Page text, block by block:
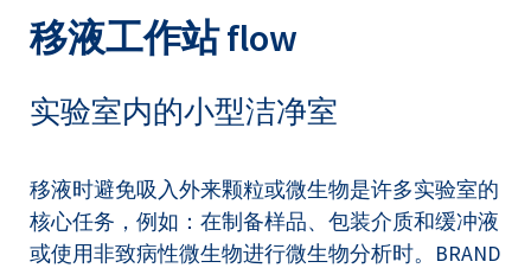
移液工作站 flow
实验室内的小型洁净室
移液时避免吸入外来颗粒或微生物是许多实验室的
核心任务，例如：在制备样品、包装介质和缓冲液
或使用非致病性微生物进行微生物分析时。BRAND